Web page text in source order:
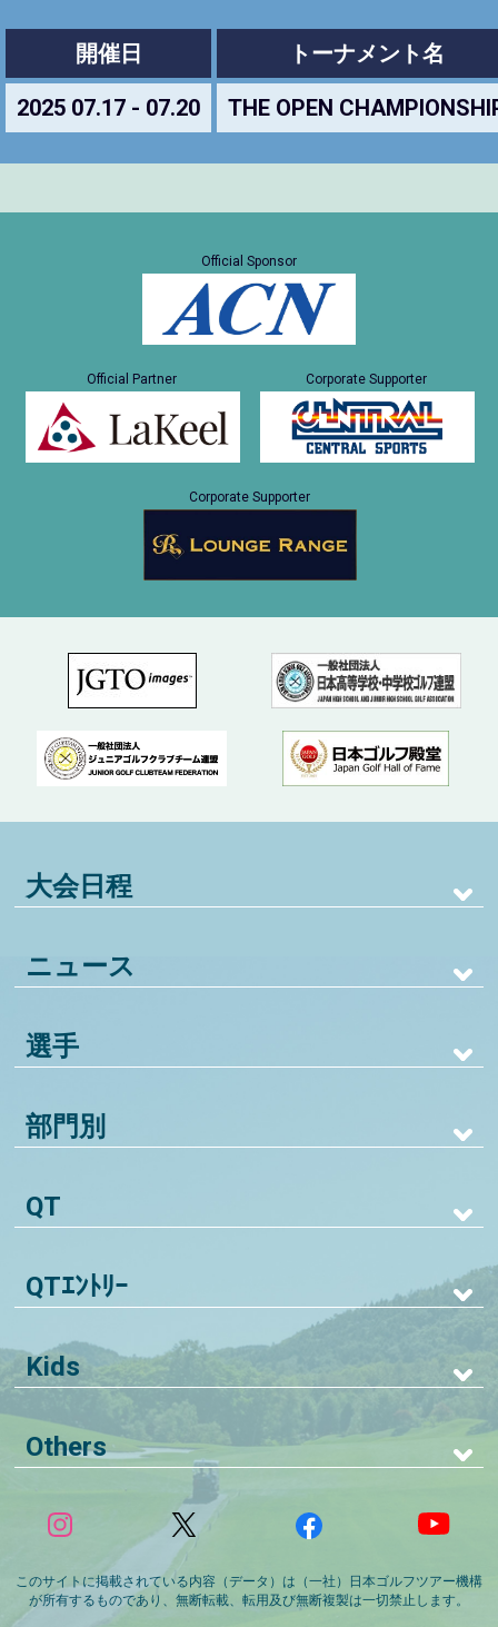
開催日 トーナメント名
2025 07.17 - 07.20 THE OPEN
Official Sponsor
Official Partner Corporate Supporter
Corporate Supporter
大会日程
ニュース
選手
部門別
QT
QTｴﾝﾄﾘｰ
Kids
Others
このサイトに掲載されている内容（データ）は（一社）日本ゴルフツアー機構
が所有するものであり、無断転載、転用及び無断複製は一切禁止します。